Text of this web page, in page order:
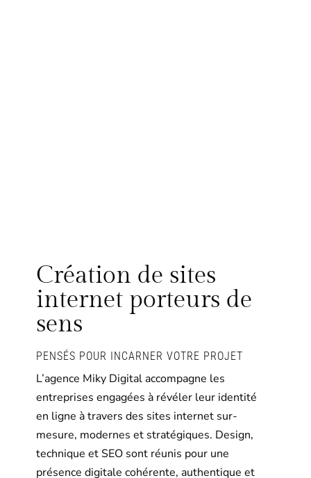
Création de sites
internet porteurs de
sens
PENSÉS POUR INCARNER VOTRE PROJET
L’agence Miky Digital accompagne les
entreprises engagées à révéler leur identité
en ligne à travers des sites internet sur-
mesure, modernes et stratégiques. Design,
technique et SEO sont réunis pour une
présence digitale cohérente, authentique et